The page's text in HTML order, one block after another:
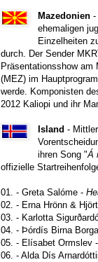
Mazedonien-
ehemaligen
Einzelheiten
durch. Der Sender
Präsentationsshow am
(MEZ) im
werde. Komponisten
2012 Kaliopi und ihr
Island-
ihren Song "Á
offizielle
01. - Greta Salóme -
02. - Erna Hrönn &
03. - Karlotta
04. - Þórdís Birna
05. - Elísabet Ormslev -
06. - Alda Dís